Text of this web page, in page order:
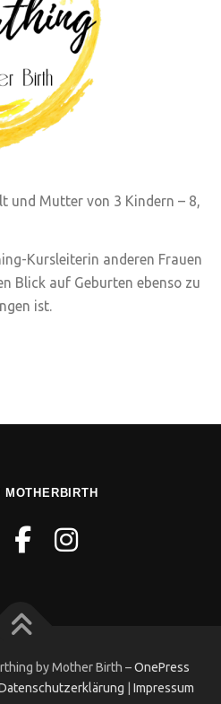
und Mutter von 3 Kindern – 8,
Kursleiterin anderen Frauen
Blick auf Geburten ebenso zu
ist.
MOTHERBIRTH
by Mother Birth –OnePress
Impressum